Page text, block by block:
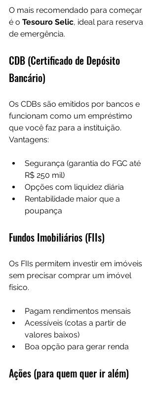
O mais recomendado para começar
é o Tesouro Selic, ideal para reserva
de emergência.
CDB (Certificado de Depósito
Bancário)
Os CDBs são emitidos por bancos e
funcionam como um empréstimo
que você faz para a instituição.
Vantagens:
Segurança (garantia do FGC até
R$ 250 mil)
Opções com liquidez diária
Rentabilidade maior que a
poupança
Fundos Imobiliários (FIIs)
Os FIIs permitem investir em imóveis
sem precisar comprar um imóvel
físico.
Pagam rendimentos mensais
Acessíveis (cotas a partir de
valores baixos)
Boa opção para gerar renda
Ações (para quem quer ir além)